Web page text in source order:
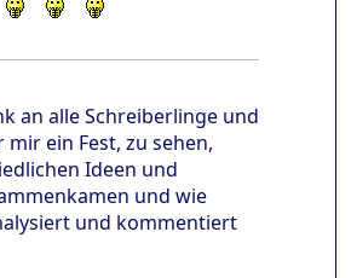
an alle Schreiberlinge und
mir ein Fest, zu sehen,
Ideen und
und wie
und kommentiert